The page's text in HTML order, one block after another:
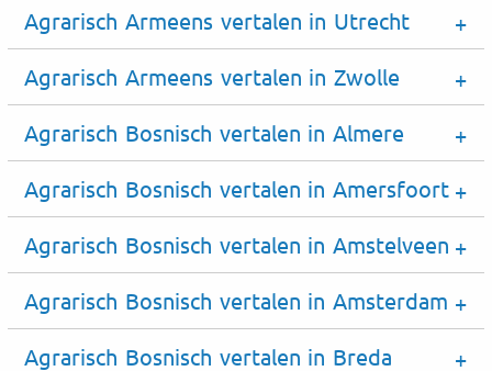
Agrarisch Armeens vertalen in Utrecht
Agrarisch Armeens vertalen in Zwolle
Agrarisch Bosnisch vertalen in Almere
Agrarisch Bosnisch vertalen in Amersfoort
Agrarisch Bosnisch vertalen in Amstelveen
Agrarisch Bosnisch vertalen in Amsterdam
Agrarisch Bosnisch vertalen in Breda